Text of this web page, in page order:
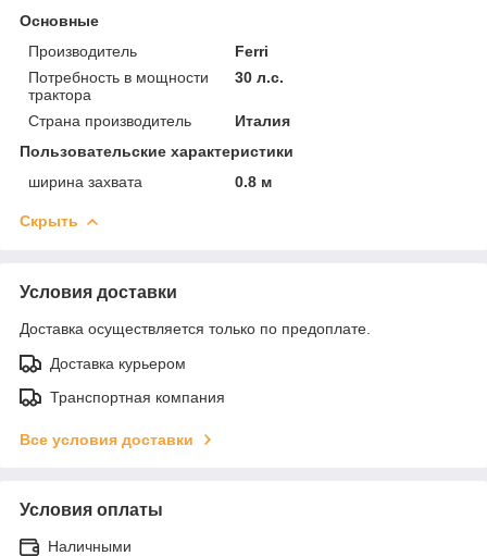
Основные
Производитель
Ferri
Потребность в мощности
трактора
30 л.с.
Страна производитель
Италия
Пользовательские характеристики
ширина захвата
0.8 м
Скрыть
Условия доставки
Доставка осуществляется только по предоплате.
Доставка курьером
Транспортная компания
Все условия доставки
Условия оплаты
Наличными